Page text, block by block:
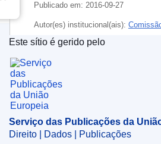
Publicado em: 2016-09-27
Autor(es) institucional(ais):
denominação de origem
rotulagem
CELEX : 32016R1767
ELI :reg_impl/2016/1767/oj
OJ : JOL_2016_270_R_0002
Serviço das Publicações da
Este sítio é gerido pelo
Serviço das Publicações da
Direito | Dados | Publicações